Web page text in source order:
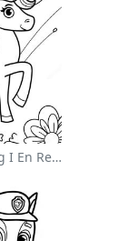
Magisk Enhjørning I En Regnbue Fargeleggingsside